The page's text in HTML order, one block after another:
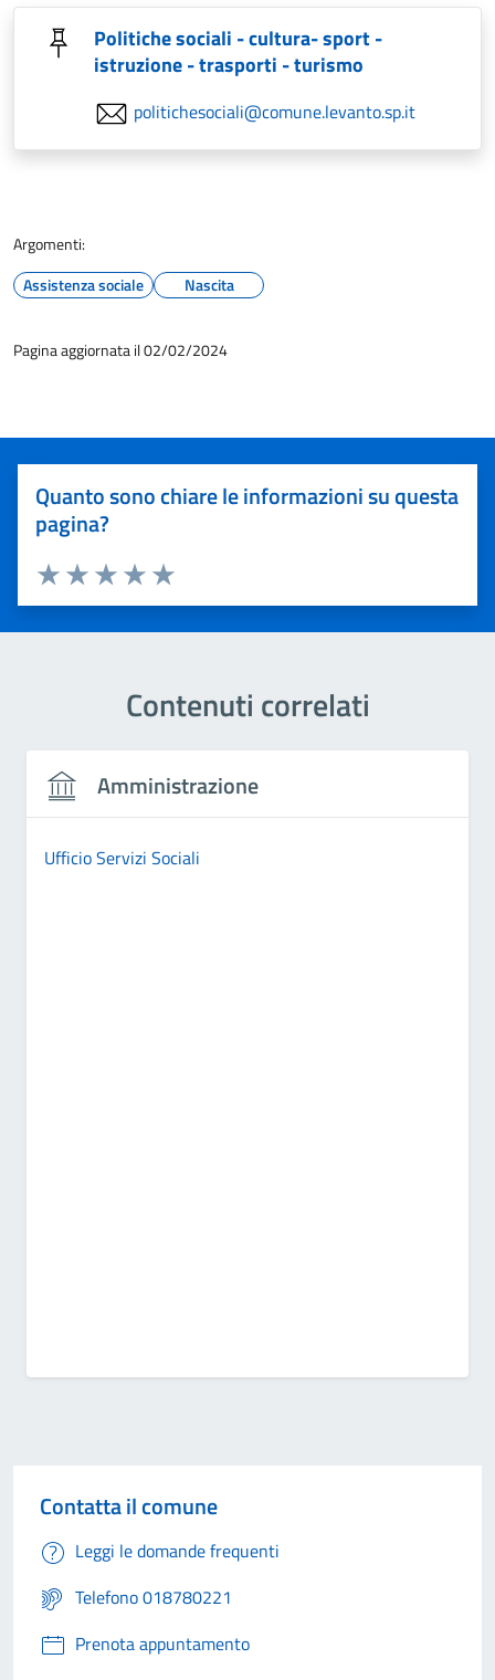
Politiche sociali - cultura- sport -
istruzione - trasporti - turismo
politichesociali@comune.levanto.sp.it
Argomenti:
Assistenza sociale
Nascita
Pagina aggiornata il 02/02/2024
Quanto sono chiare le informazioni su questa
pagina?
Valuta 5 stelle su 5
Valuta 4 stelle su 5
Valuta 3 stelle su 5
Valuta 2 stelle su 5
Valuta 1 stelle su 5
Contenuti correlati
Amministrazione
Ufficio Servizi Sociali
Contatta il comune
Leggi le domande frequenti
Telefono 018780221
Prenota appuntamento